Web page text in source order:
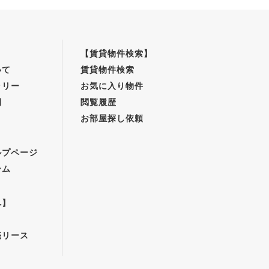
ー
ページ
ース
【賃貸物件検索】
賃貸物件検索
お気に入り物件
閲覧履歴
お部屋探し依頼